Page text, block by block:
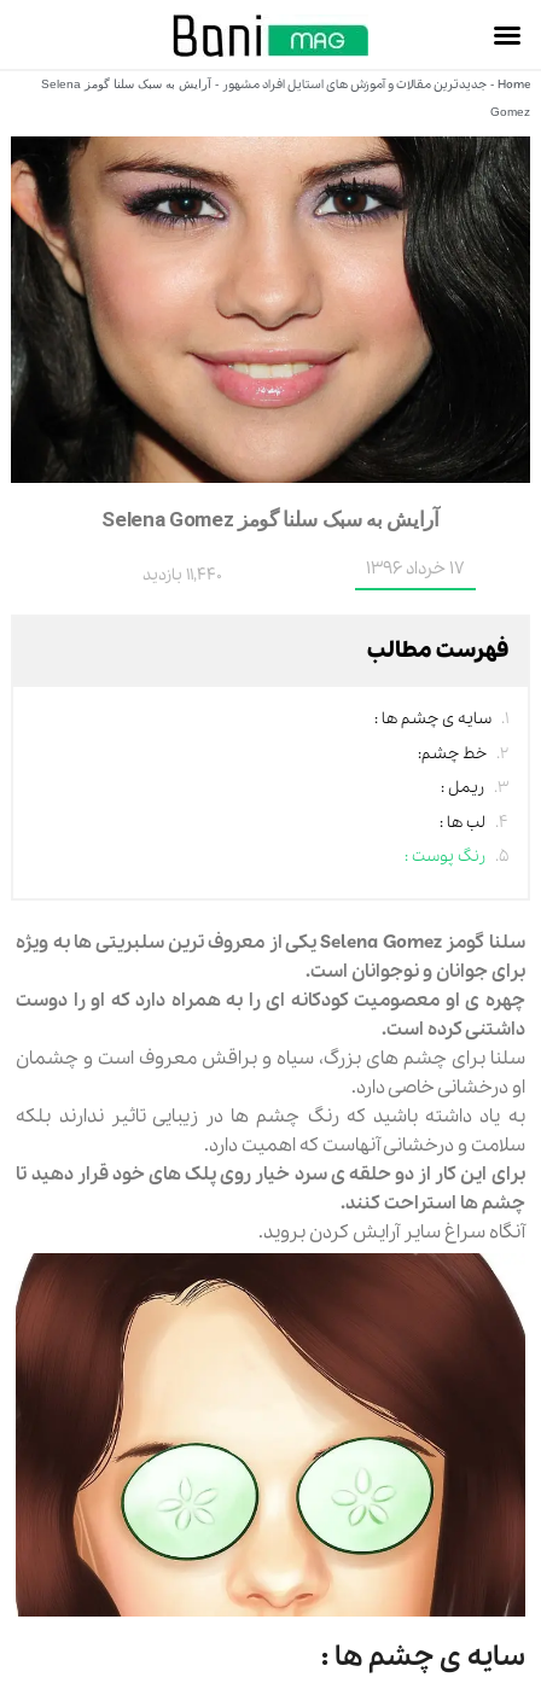
Home
- جدیدترین مقالات و آموزش های استایل افراد مشهور - آرایش به سبک سلنا گومز Selena
Gomez
آرایش به سبک سلنا گومز Selena Gomez
17 خرداد 1396 11,440 بازدید
فهرست مطالب
سایه ی چشم ها :
خط چشم:
ریمل :
لب ها :
رنگ پوست :
سلنا گومز Selena Gomez یکی از معروف ترین سلبریتی ها به ویژه
برای جوانان و نوجوانان است.
چهره ی او معصومیت کودکانه ای را به همراه دارد که او را دوست
داشتنی کرده است.
سلنا برای چشم های بزرگ، سیاه و براقش معروف است و چشمان
او درخشانی خاصی دارد.
به یاد داشته باشید که رنگ چشم ها در زیبایی تاثیر ندارند بلکه
سلامت و درخشانی آنهاست که اهمیت دارد.
برای این کار از دو حلقه ی سرد خیار روی پلک های خود قرار دهید تا
چشم ها استراحت کنند.
آنگاه سراغ سایر آرایش کردن بروید.
سایه ی چشم ها :